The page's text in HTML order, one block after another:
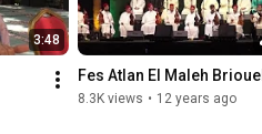
3:48
Fes Atlan El Maleh Briouel
8.3K views • 12 years ago